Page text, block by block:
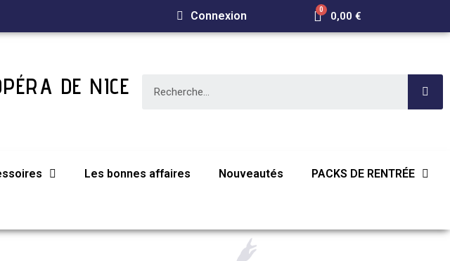
Connexion 0,00 €
DE NICE
Les bonnes affaires Nouveautés PACKS DE RENTRÉE